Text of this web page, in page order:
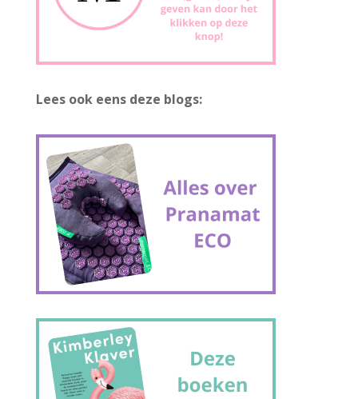
Lees ook eens deze blogs: